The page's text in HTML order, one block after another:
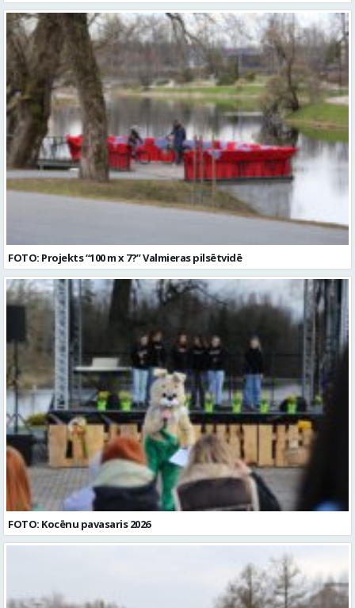
FOTO: Projekts “100 m x 7?” Valmieras pilsētvidē
FOTO: Kocēnu pavasaris 2026